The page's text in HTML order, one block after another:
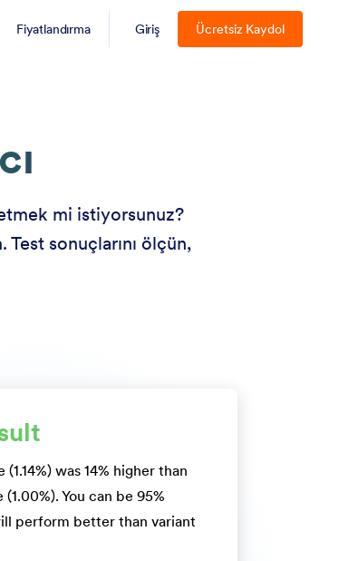
Fiyatlandırma Giriş Ücretsiz Kaydol
mi istiyorsunuz?
sonuçlarını ölçün,
(1.14%) was 14% higher than
(1.00%). You can be 95%
perform better than variant